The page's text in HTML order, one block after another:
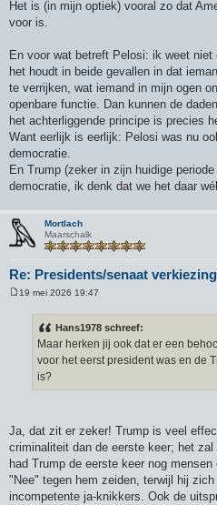
Het is (in mijn optiek) vooral zo dat
voor is.
En voor wat betreft Pelosi: ik weet
het houdt in beide gevallen in dat
te verrijken, wat iemand in mijn ogen
openbare functie. Dan kunnen de
het achterliggende principe is precies
Want eerlijk is eerlijk: Pelosi was nu
democratie.
En Trump (zeker in zijn huidige
democratie, ik denk dat we het daar
Mortlach
Maarschalk
Re: Presidents/senaat
19 mei 2026 19:47
Hans1978 schreef:
Maar herken jij ook dat er een
voor het eerst president was en de
is?
Ja, dat zit er zeker! Trump is veel
criminaliteit dan de eerste keer; het
had Trump de eerste keer nog
"Nee" tegen hem zeiden, terwijl hij
incompetente ja-knikkers. Ook de